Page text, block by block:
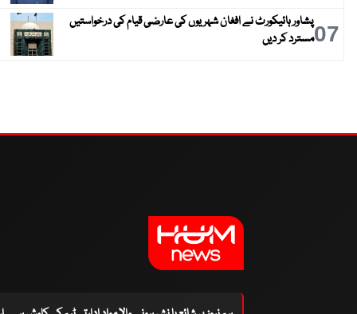
07پشاور ہائیکورٹ نے افغان شہریوں کی عارضی قیام کی درخواستیں
مسترد کر دیں